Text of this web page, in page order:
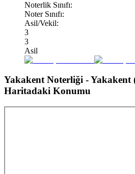
Noterlik Sınıfı:
Noter Sınıfı:
Asil/Vekil:
3
3
Asil
Yakakent Noterliği - Yakakent
Haritadaki Konumu